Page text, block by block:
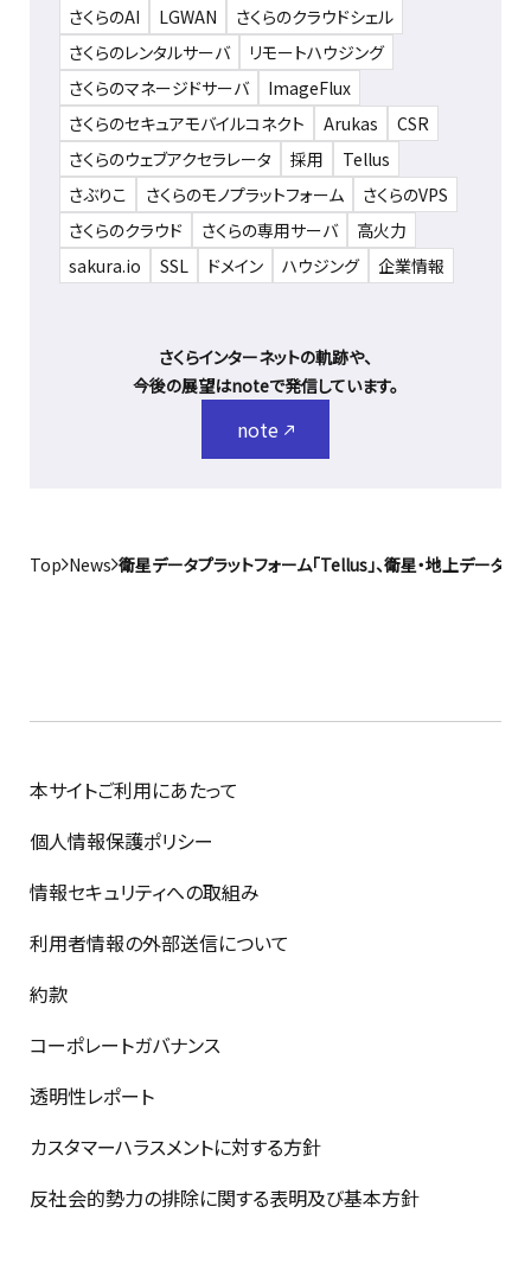
さくらのAI
LGWAN
さくらのクラウドシェル
さくらのレンタルサーバ
リモートハウジング
さくらのマネージドサーバ
ImageFlux
さくらのセキュアモバイルコネクト
Arukas
CSR
さくらのウェブアクセラレータ
採用
Tellus
さぶりこ
さくらのモノプラットフォーム
さくらのVPS
さくらのクラウド
さくらの専用サーバ
高火力
sakura.io
SSL ドメイン ハウジング 企業情報
さくらインターネットの軌跡や、
今後の展望はnoteで発信しています。
note
Top News 衛星データプラットフォーム「Tellus」、衛星・地上データ
本サイトご利用にあたって
個人情報保護ポリシー
情報セキュリティへの取組み
利用者情報の外部送信について
約款
コーポレートガバナンス
透明性レポート
カスタマーハラスメントに対する方針
反社会的勢力の排除に関する表明及び基本方針